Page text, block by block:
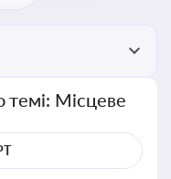
темі: Місцеве